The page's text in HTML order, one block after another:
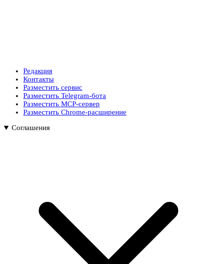
Редакция
Контакты
Разместить сервис
Разместить Telegram-бота
Разместить MCP-сервер
Разместить Chrome-расширение
Соглашения